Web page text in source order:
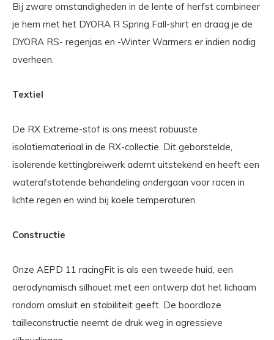
Bij zware omstandigheden in de lente of herfst combineer
je hem met het DYORA R Spring Fall-shirt en draag je de
DYORA RS- regenjas en -Winter Warmers er indien nodig
overheen.
Textiel
De RX Extreme-stof is ons meest robuuste
isolatiemateriaal in de RX-collectie. Dit geborstelde,
isolerende kettingbreiwerk ademt uitstekend en heeft een
waterafstotende behandeling ondergaan voor racen in
lichte regen en wind bij koele temperaturen.
Constructie
Onze AEPD 11 racingFit is als een tweede huid, een
aerodynamisch silhouet met een ontwerp dat het lichaam
rondom omsluit en stabiliteit geeft. De boordloze
tailleconstructie neemt de druk weg in agressieve